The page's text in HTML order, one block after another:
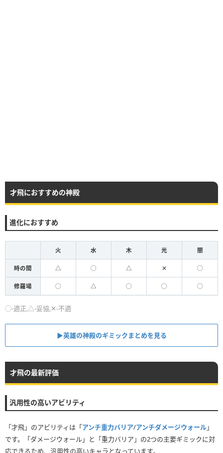
才飛におすすめの神殿
進化におすすめ
火 水 木 光 闇
時の間 △ ◯ △ ✕ ◯
修羅場 ◯ △ ◯ ◯ ◯
◯-適正,△-妥協,✕-不適
▶英雄の神殿のギミックまとめを見る
才飛の最新評価
汎用性の高いアビリティ
「才飛」のアビリティは「アンチ重力バリア/アンチダメージウォール」
です。「ダメージウォール」と「重力バリア」の2つの主要ギミックに対
応できるため、汎用性の高いキャラとなっています。